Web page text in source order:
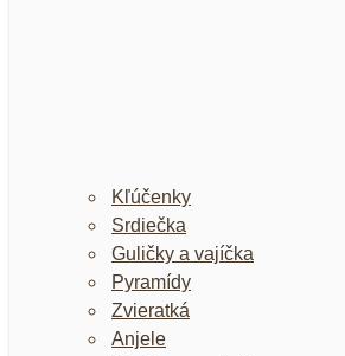
Kľúčenky
Srdiečka
Guličky a vajíčka
Pyramídy
Zvieratká
Anjele